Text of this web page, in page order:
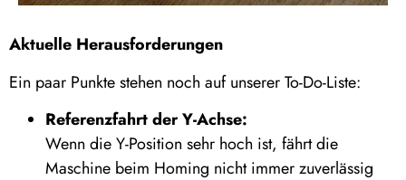
Aktuelle Herausforderungen
Ein paar Punkte stehen noch auf unserer To-Do-Liste:
Referenzfahrt der Y-Achse:
Wenn die Y-Position sehr hoch ist, fährt die
Maschine beim Homing nicht immer zuverlässig